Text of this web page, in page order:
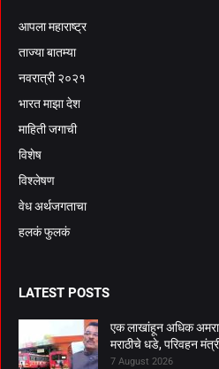
आपला महाराष्ट्र
ताज्या बातम्या
नवरात्री २०२१
भारत माझा देश
माहिती जगाची
विशेष
विश्लेषण
वेध अर्थजगताचा
हलकं फुलकं
LATEST POSTS
एक लाखांहून अधिक
मराठीचे धडे, परिवहन
7 August 2026